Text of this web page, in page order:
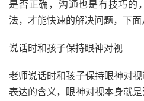
是否正确，沟通也是有技巧的
法，才能快速的解决问题，下面
说话时和孩子保持眼神对视
老师说话时和孩子保持眼神对
表达的含义，眼神对视本身就